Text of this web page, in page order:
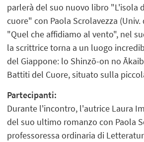
parlerà del suo nuovo libro "L'isola
cuore" con Paola Scrolavezza
"Quel che affidiamo al vento", nel
la scrittrice torna a un luogo
del Giappone: lo Shinzō-on no
Battiti del Cuore, situato sulla
Partecipanti:
Durante l'incontro, l'autrice Laura
del suo ultimo romanzo con Paola
professoressa ordinaria di